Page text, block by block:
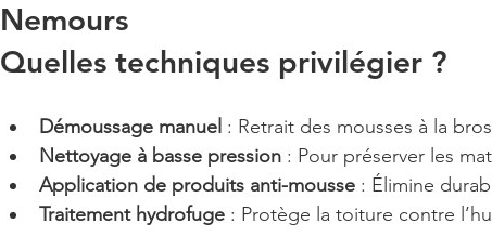
Nemours
Quelles techniques privilégier ?
Démoussage manuel : Retrait des mousses à la
Nettoyage à basse pression : Pour préserver les
Application de produits anti-mousse : Élimine
Traitement hydrofuge : Protège la toiture contre